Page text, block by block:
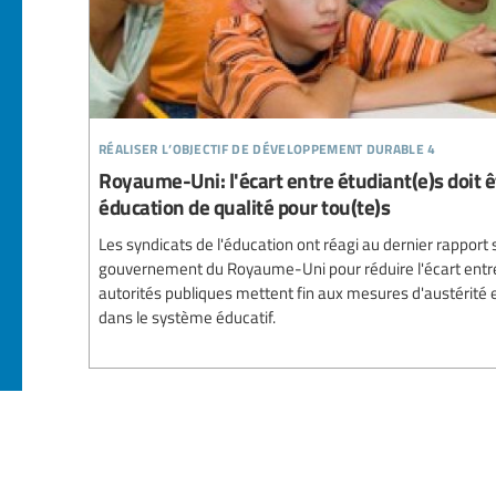
réaliser l’objectif de développement durable 4
Royaume-Uni: l'écart entre étudiant(e)s doit
éducation de qualité pour tou(te)s
Les syndicats de l'éducation ont réagi au dernier rapport
gouvernement du Royaume-Uni pour réduire l'écart
autorités publiques mettent fin aux mesures
dans le système éducatif.